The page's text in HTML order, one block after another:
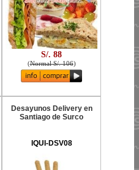
S/. 88
(Normal S/. 106)
Desayunos Delivery en
Santiago de Surco
IQUI-DSV08